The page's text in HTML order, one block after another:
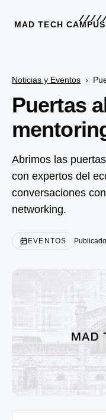
MAD TECH CAMPUS
Noticias y Eventos ›
Puertas
Abrimos las
con expertos del
conversaciones
networking.
EVENTOS